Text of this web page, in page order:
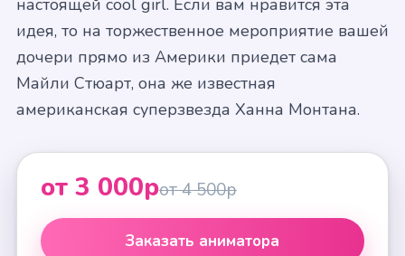
настоящей cool girl. Если вам нравится эта
идея, то на торжественное мероприятие вашей
дочери прямо из Америки приедет сама
Майли Стюарт, она же известная
американская суперзвезда Ханна Монтана.
от 3 000рот 4 500р
Заказать аниматора